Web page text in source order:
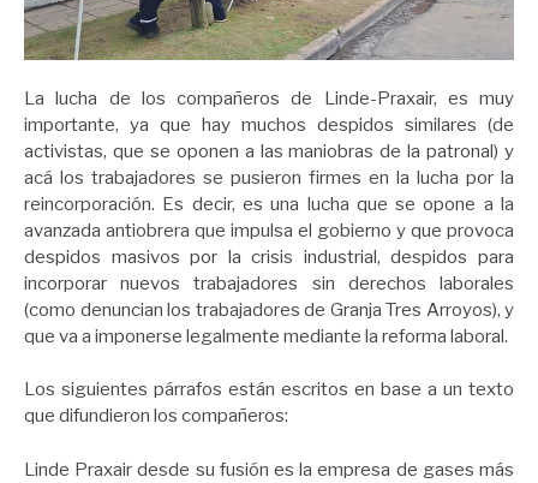
La lucha de los compañeros de Linde-Praxair, es muy
importante, ya que hay muchos despidos similares (de
activistas, que se oponen a las maniobras de la patronal) y
acá los trabajadores se pusieron firmes en la lucha por la
reincorporación. Es decir, es una lucha que se opone a la
avanzada antiobrera que impulsa el gobierno y que provoca
despidos masivos por la crisis industrial, despidos para
incorporar nuevos trabajadores sin derechos laborales
(como denuncian los trabajadores de Granja Tres Arroyos), y
que va a imponerse legalmente mediante la reforma laboral.
Los siguientes párrafos están escritos en base a un texto
que difundieron los compañeros:
Linde Praxair desde su fusión es la empresa de gases más